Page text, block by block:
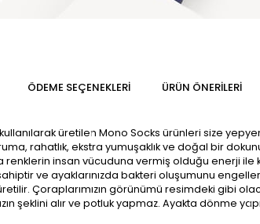
ÖDEME SEÇENEKLERI ÜRÜN ÖNERILERI
üretilen Mono Socks ürünleri size
rahatlık, ekstra yumuşaklık ve doğal bir
renklerin insan vücuduna vermiş olduğu enerji ile
ve ayaklarınızda bakteri oluşumunu
Çoraplarımızın görünümü resimdeki gibi
şeklini alır ve potluk yapmaz. Ayakta dönme